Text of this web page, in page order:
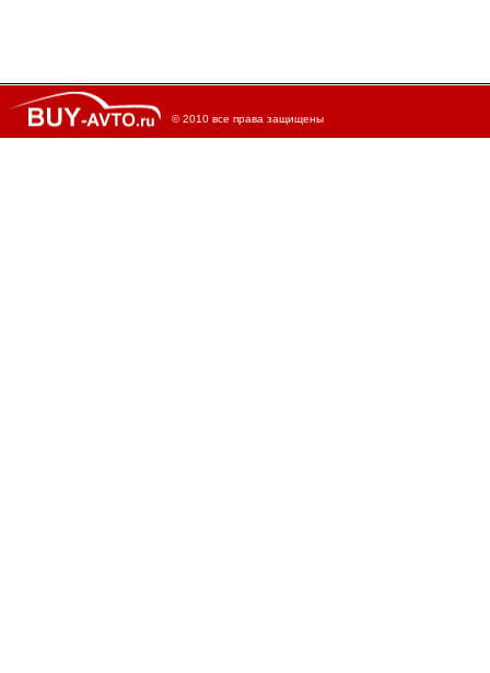
© 2010 все права защищены